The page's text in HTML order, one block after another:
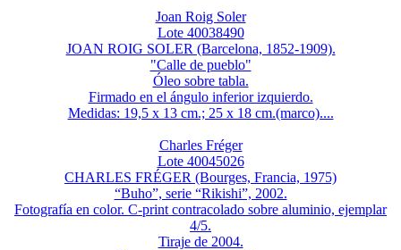
Joan Roig Soler
Lote 40038490
JOAN ROIG SOLER (Barcelona, 1852-1909).
"Calle de pueblo"
Óleo sobre tabla.
Firmado en el ángulo inferior izquierdo.
Medidas: 19,5 x 13 cm.; 25 x 18 cm.(marco)....
Charles Fréger
Lote 40045026
CHARLES FRÉGER (Bourges, Francia, 1975)
“Buho”, serie “Rikishi”, 2002.
Fotografía en color. C-print contracolado sobre aluminio, ejemplar
4/5.
Tiraje de 2004.